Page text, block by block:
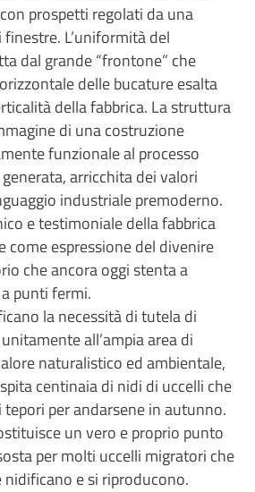
prospetti regolati da una
L’uniformità del
dal grande “frontone” che
delle bucature esalta
della fabbrica. La struttura
di una costruzione
funzionale al processo
arricchita dei valori
industriale premoderno.
e testimoniale della fabbrica
come espressione del divenire
che ancora oggi stenta a
punti fermi.
la necessità di tutela di
all’ampia area di
naturalistico ed ambientale,
centinaia di nidi di uccelli che
per andarsene in autunno.
un vero e proprio punto
per molti uccelli migratori che
e si riproducono.